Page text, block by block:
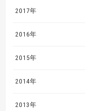
2017年
2016年
2015年
2014年
2013年